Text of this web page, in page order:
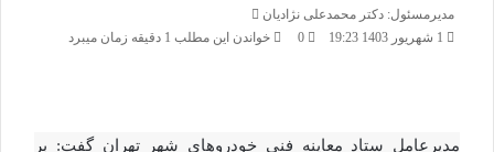
مدیرمسئول: دکتر محمدعلی نژادیان
ایمیل
1 شهریور 1403 19:23 0 خواندن این مطلب 1 دقیقه زمان میبرد
مدیرعامل ستاد معاینه فنی خودرو‌های شهر تهران گفت: بر